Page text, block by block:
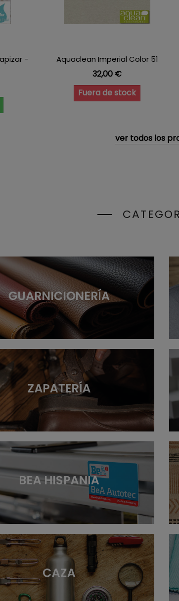
Precio
32,00 €
Fuera de stock